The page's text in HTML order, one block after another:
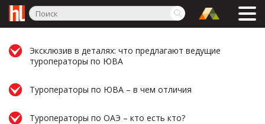
Эксклюзив в деталях: что предлагают ведущие
туроператоры по ЮВА
Туроператоры по ЮВА – в чем отличия
Туроператоры по ОАЭ – кто есть кто?